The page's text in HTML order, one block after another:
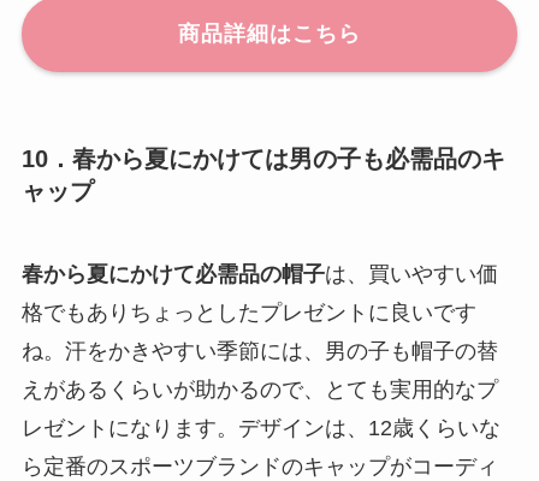
商品詳細はこちら
10．春から夏にかけては男の子も必需品のキ
ャップ
春から夏にかけて必需品の帽子は、買いやすい価
格でもありちょっとしたプレゼントに良いです
ね。汗をかきやすい季節には、男の子も帽子の替
えがあるくらいが助かるので、とても実用的なプ
レゼントになります。デザインは、12歳くらいな
ら定番のスポーツブランドのキャップがコーディ